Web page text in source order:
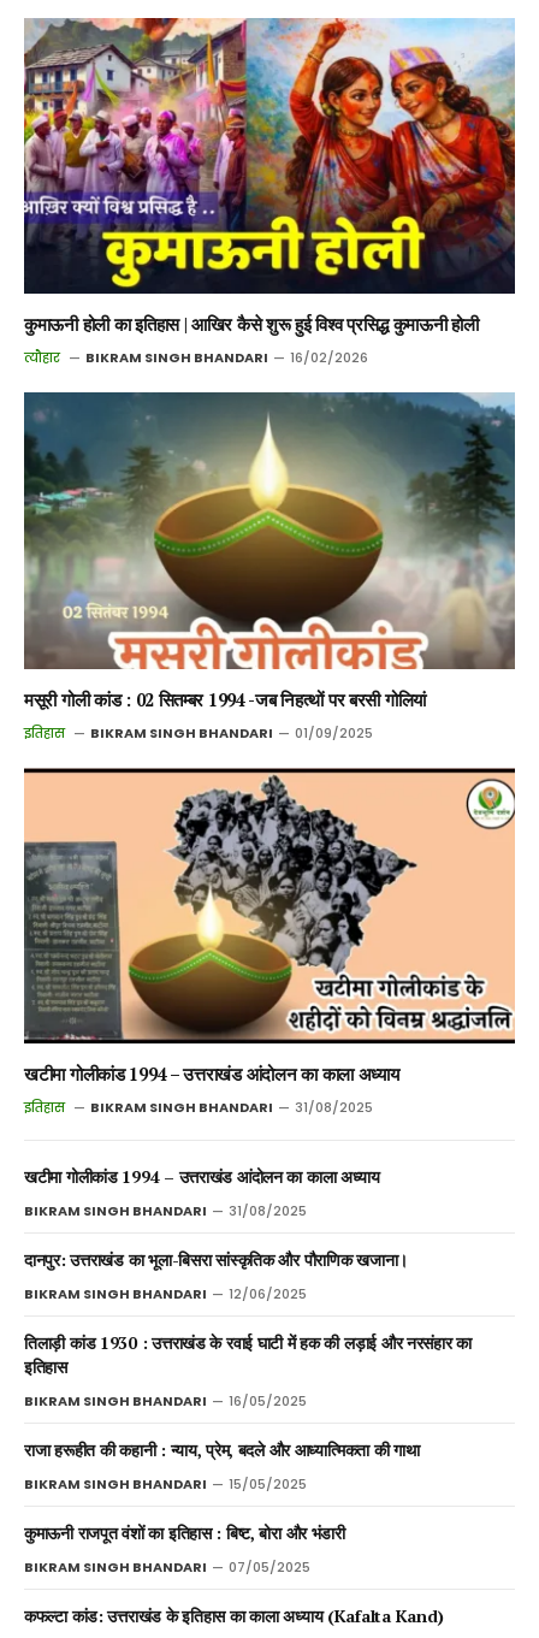
कुमाऊनी होली का इतिहास | आखिर कैसे शुरू हुई विश्व प्रसिद्ध कुमाऊनी होली
त्यौहार BIKRAM SINGH BHANDARI 16/02/2026
मसूरी गोली कांड : 02 सितम्बर 1994 -जब निहत्थों पर बरसी गोलियां
इतिहास BIKRAM SINGH BHANDARI 01/09/2025
खटीमा गोलीकांड 1994 – उत्तराखंड आंदोलन का काला अध्याय
इतिहास BIKRAM SINGH BHANDARI 31/08/2025
खटीमा गोलीकांड 1994 – उत्तराखंड आंदोलन का काला अध्याय
BIKRAM SINGH BHANDARI 31/08/2025
दानपुर: उत्तराखंड का भूला-बिसरा सांस्कृतिक और पौराणिक खजाना।
BIKRAM SINGH BHANDARI 12/06/2025
तिलाड़ी कांड 1930 : उत्तराखंड के रवाई घाटी में हक की लड़ाई और नरसंहार का
इतिहास
BIKRAM SINGH BHANDARI 16/05/2025
राजा हरूहीत की कहानी : न्याय, प्रेम, बदले और आध्यात्मिकता की गाथा
BIKRAM SINGH BHANDARI 15/05/2025
कुमाऊनी राजपूत वंशों का इतिहास : बिष्ट, बोरा और भंडारी
BIKRAM SINGH BHANDARI 07/05/2025
कफल्टा कांड: उत्तराखंड के इतिहास का काला अध्याय (Kafalta Kand)